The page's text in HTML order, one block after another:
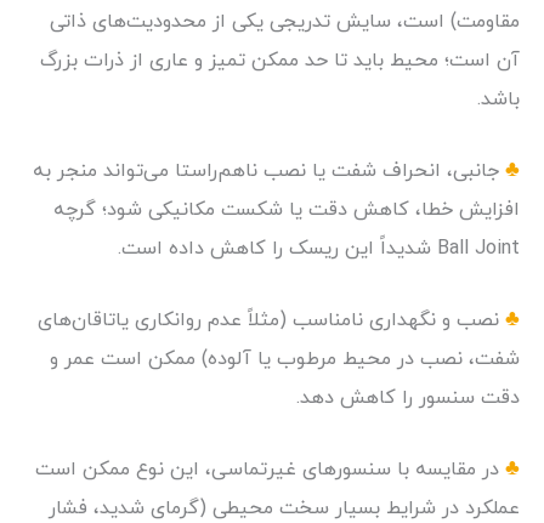
مقاومت) است، سایش تدریجی یکی از محدودیت‌های ذاتی
آن است؛ محیط باید تا حد ممکن تمیز و عاری از ذرات بزرگ
باشد.
♣ جانبی، انحراف شفت یا نصب ناهم‌راستا می‌تواند منجر به
افزایش خطا، کاهش دقت یا شکست مکانیکی شود؛ گرچه
Ball Joint شدیداً این ریسک را کاهش داده است.
♣ نصب و نگهداری نامناسب (مثلاً عدم روانکاری یاتاقان‌های
شفت، نصب در محیط مرطوب یا آلوده) ممکن است عمر و
دقت سنسور را کاهش دهد.
♣ در مقایسه با سنسورهای غیرتماسی، این نوع ممکن است
عملکرد در شرایط بسیار سخت محیطی (گرمای شدید، فشار